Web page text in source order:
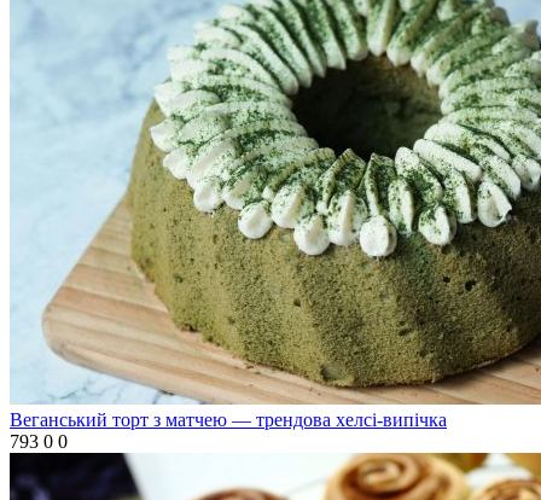
Веганський торт з матчею — трендова хелсі-випічка
793 0 0